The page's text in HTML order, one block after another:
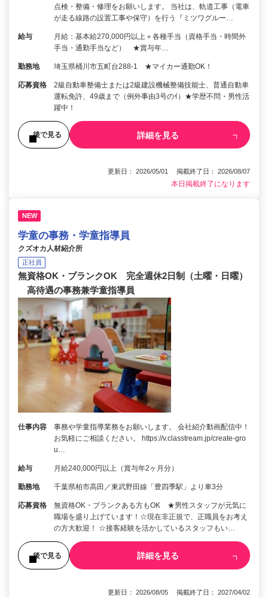
点検・整備・修理をお願いします。 当社は、軌道工事（電車
が走る線路の設置工事や保守）を行う『ミツワグルー…
給与
月給：基本給270,000円以上＋各種手当（資格手当・時間外
手当・通勤手当など） ★賞与年…
勤務地 埼玉県桶川市五町台288‐1 ★マイカー通勤OK！
応募資格
2級自動車整備士または2級建設機械整備技能士、普通自動車
運転免許、49歳まで（例外事由3号のｲ）★学歴不問・男性活
躍中！
後で見る 詳細を見る
更新日： 2026/05/01 掲載終了日： 2026/08/07
本日掲載終了になります
NEW
学童の事務・学童指導員
クズオカ人材紹介所
正社員
無資格OK・ブランクOK 完全週休2日制（土曜・日曜）
高待遇の事務兼学童指導員
仕事内容
事務や学童指導業務をお願いします。 会社紹介動画配信中！
お気軽にご相談ください。 https://v.classtream.jp/create-gro
u…
給与 月給240,000円以上（賞与年2ヶ月分）
勤務地 千葉県柏市高田／東武野田線「豊四季駅」より車3分
応募資格
無資格OK・ブランクある方もOK ★男性スタッフが元気に
職場を盛り上げています！☆現在非正規で、正職員をお考え
の方大歓迎！ ☆接客経験を活かしているスタッフもい…
後で見る 詳細を見る
更新日： 2026/08/05 掲載終了日： 2027/04/02